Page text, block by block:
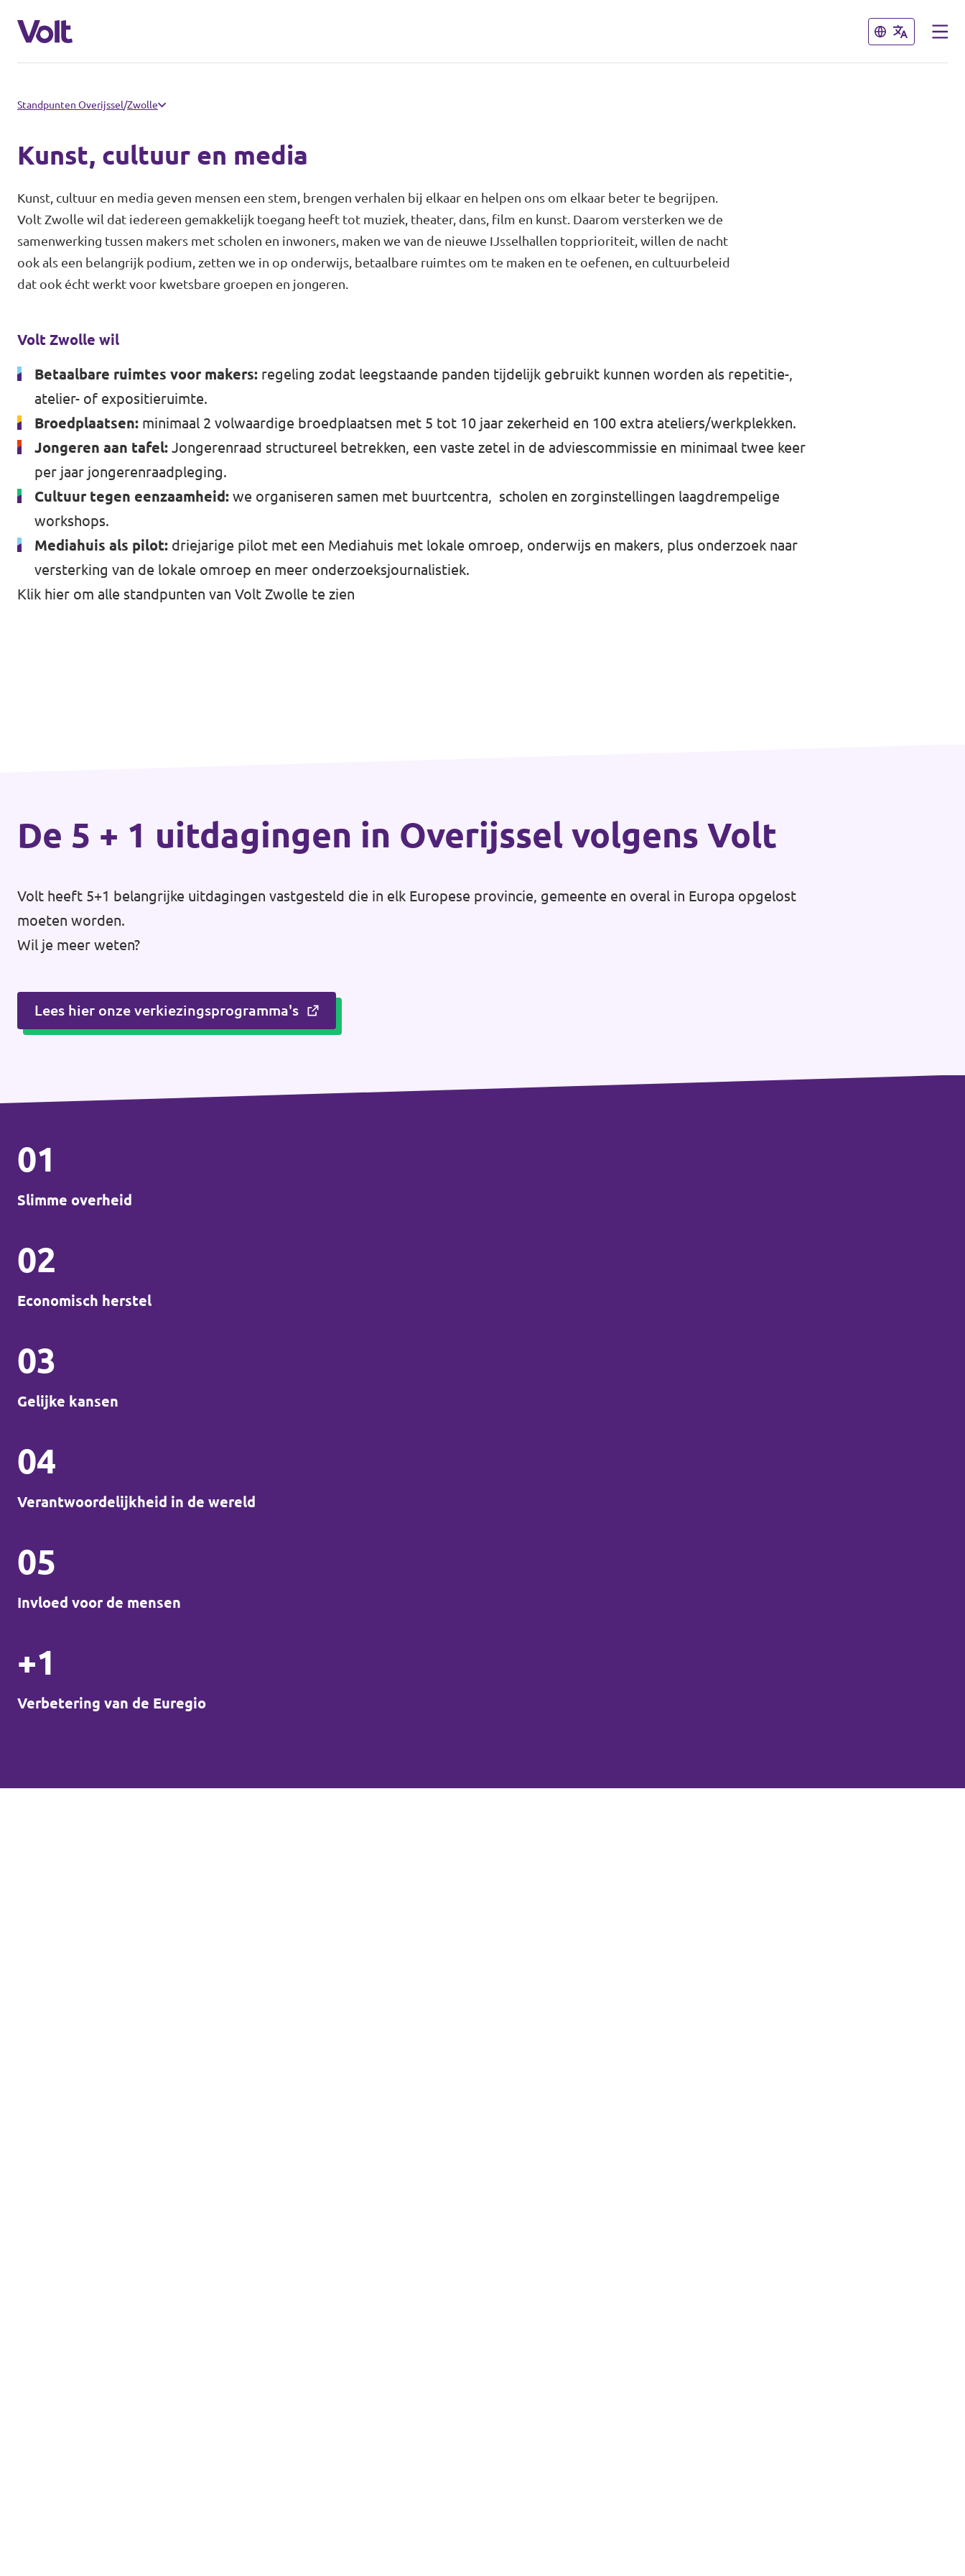
Sluiten
Communities
Volt Almelo
Volt Enschede
Volt Hengelo
Volt Zwolle
Sluiten
Standpunten
Over Volt
Agenda
Gemeenteraadsverkiezingen 2026
Doneer
Voor leden
Vacatures
Standpunten Overijssel/Zwolle
Kunst, cultuur en media
Kunst, cultuur en media geven mensen een stem, brengen verhalen bij elkaar en helpen ons om elkaar beter te begrijpen.
Volt Zwolle wil dat iedereen gemakkelijk toegang heeft tot muziek, theater, dans, film en kunst. Daarom versterken we de
samenwerking tussen makers met scholen en inwoners, maken we van de nieuwe IJsselhallen topprioriteit, willen de nacht
ook als een belangrijk podium, zetten we in op onderwijs, betaalbare ruimtes om te maken en te oefenen, en cultuurbeleid
dat ook écht werkt voor kwetsbare groepen en jongeren.
Volt Zwolle wil
Betaalbare ruimtes voor makers: regeling zodat leegstaande panden tijdelijk gebruikt kunnen worden als repetitie-,
atelier- of expositieruimte.
Broedplaatsen: minimaal 2 volwaardige broedplaatsen met 5 tot 10 jaar zekerheid en 100 extra ateliers/werkplekken.
Jongeren aan tafel: Jongerenraad structureel betrekken, een vaste zetel in de adviescommissie en minimaal twee keer
per jaar jongerenraadpleging.
Cultuur tegen eenzaamheid: we organiseren samen met buurtcentra, scholen en zorginstellingen laagdrempelige
workshops.
Mediahuis als pilot: driejarige pilot met een Mediahuis met lokale omroep, onderwijs en makers, plus onderzoek naar
versterking van de lokale omroep en meer onderzoeksjournalistiek.
Klik hier om alle standpunten van Volt Zwolle te zien
De 5 + 1 uitdagingen in Overijssel volgens Volt
Volt heeft 5+1 belangrijke uitdagingen vastgesteld die in elk Europese provincie, gemeente en overal in Europa opgelost
moeten worden.
Wil je meer weten?
Lees hier onze verkiezingsprogramma's
01
Slimme overheid
02
Economisch herstel
03
Gelijke kansen
04
Verantwoordelijkheid in de wereld
05
Invloed voor de mensen
+1
Verbetering van de Euregio